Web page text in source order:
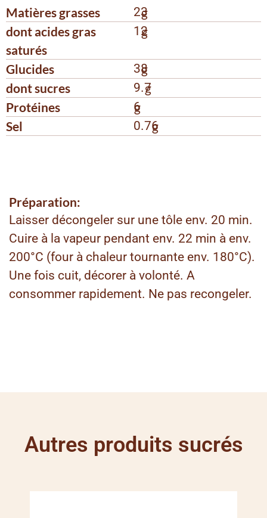
Matières grasses 23
g
dont acides gras
saturés
12
g
Glucides 38
g
dont sucres
9.7
g
Protéines
6
g
Sel
0.76
g
Préparation:
Laisser décongeler sur une tôle env. 20 min.
Cuire à la vapeur pendant env. 22 min à env.
200°C (four à chaleur tournante env. 180°C).
Une fois cuit, décorer à volonté. A
consommer rapidement. Ne pas recongeler.
Autres produits sucrés